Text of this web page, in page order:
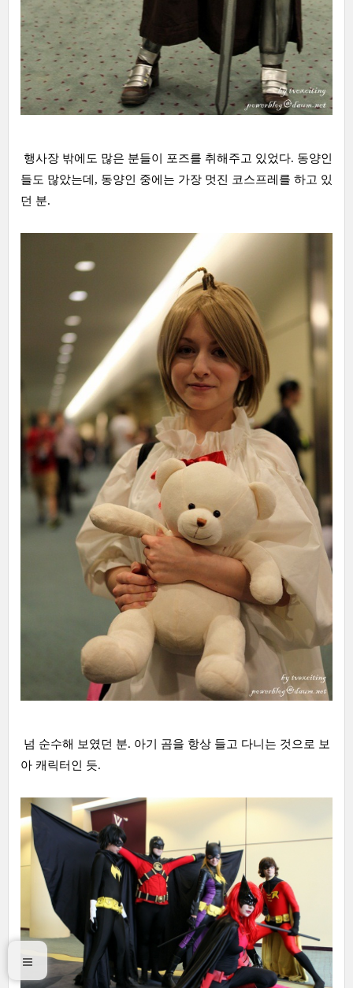
행사장 밖에도 많은 분들이 포즈를 취해주고 있었다. 동양인
들도 많았는데, 동양인 중에는 가장 멋진 코스프레를 하고 있
던 분.
넘 순수해 보였던 분. 아기 곰을 항상 들고 다니는 것으로 보
아 캐릭터인 듯.